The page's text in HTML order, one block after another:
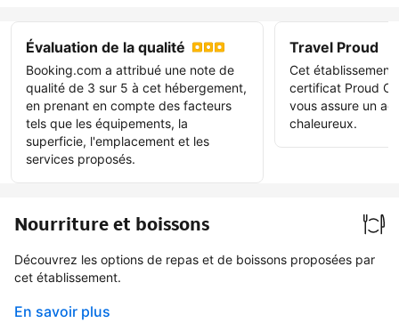
Évaluation de la qualité
Booking.com a attribué une note de
qualité de 3 sur 5 à cet hébergement,
en prenant en compte des facteurs
tels que les équipements, la
superficie, l'emplacement et les
services proposés.
Travel Proud
Cet
certificat Proud
vous assure un
chaleureux.
Nourriture et boissons
Découvrez les options de repas et de boissons proposées par
cet établissement.
En savoir plus